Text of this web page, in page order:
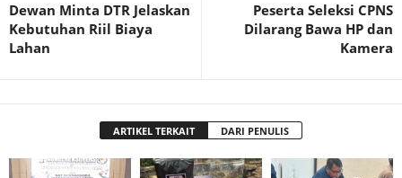
Dewan Minta DTR Jelaskan
Kebutuhan Riil Biaya
Lahan
Peserta Seleksi CPNS
Dilarang Bawa HP dan
Kamera
ARTIKEL TERKAIT DARI PENULIS